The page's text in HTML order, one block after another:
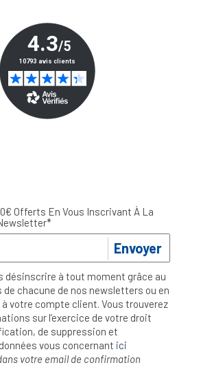
Offerts En Vous Inscrivant À La
Envoyer
désinscrire à tout moment grâce au
de chacune de nos newsletters ou en
votre compte client. Vous trouverez
sur l’exercice de votre droit
de suppression et
vous concernant ici
votre email de confirmation